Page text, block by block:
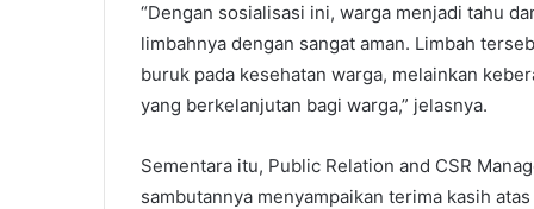
“Dengan sosialisasi ini, warga menjadi tahu
limbahnya dengan sangat aman. Limbah
buruk pada kesehatan warga, melainkan
yang berkelanjutan bagi warga,” jelasnya.
​​​​Sementara itu, Public Relation and CSR
sambutannya menyampaikan terima kasih